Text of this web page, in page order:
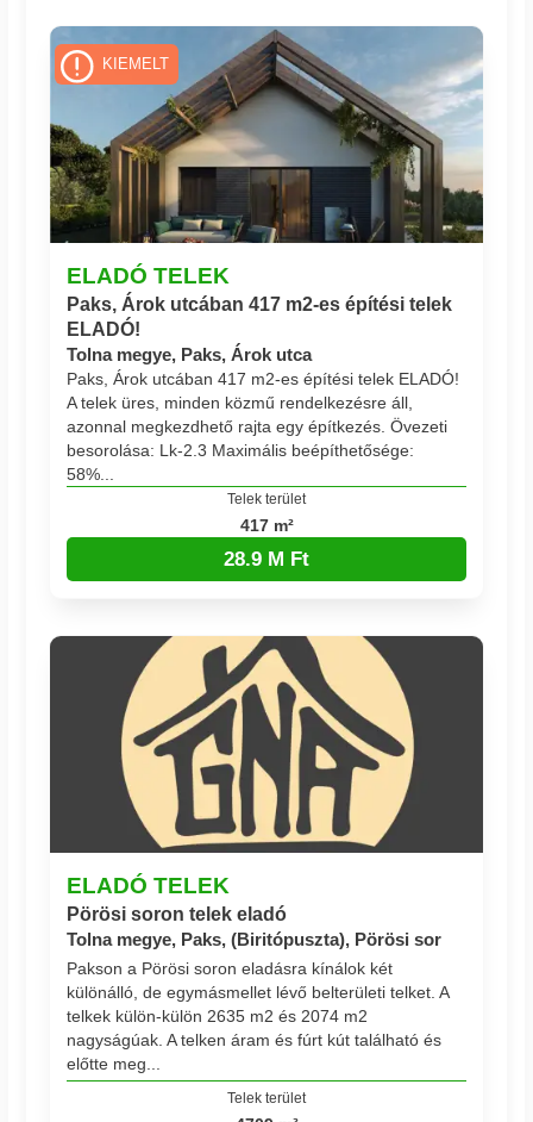
ELADÓ TELEK
Paks, Árok utcában 417 m2-es építési telek
ELADÓ!
Tolna megye, Paks, Árok utca
Paks, Árok utcában 417 m2-es építési telek ELADÓ!
A telek üres, minden közmű rendelkezésre áll,
azonnal megkezdhető rajta egy építkezés. Övezeti
besorolása: Lk-2.3 Maximális beépíthetősége:
58%...
Telek terület
417 m²
28.9 M Ft
KIEMELT
ELADÓ TELEK
Pörösi soron telek eladó
Tolna megye, Paks, (Biritópuszta), Pörösi sor
Pakson a Pörösi soron eladásra kínálok két
különálló, de egymásmellet lévő belterületi telket. A
telkek külön-külön 2635 m2 és 2074 m2
nagyságúak. A telken áram és fúrt kút található és
előtte meg...
Telek terület